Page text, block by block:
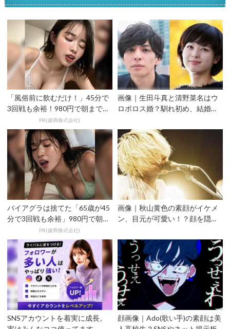
「風俗前に飲むだけ！」45分で
3回戦も余裕！980円で朝まで絶
PR(健商株式会社)
画像｜生田斗真と清野菜名はウ
ロボロス婚？馴れ初め、結婚ま
バイアグラは捨てた「65歳が45
分で3回戦も余裕」980円で朝ま
で絶好調！PR(健商株式会社)
画像｜秋山黄色の素顔がイケメ
ン、目元が可愛い！？顔を隠す
SNSアカウントを着実に成長。
顔画像｜Ado(歌い手)の素顔は美